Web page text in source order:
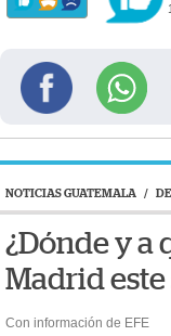
NOTICIAS GUATEMALA /
¿Dónde y a
Madrid este
Con información de EFE